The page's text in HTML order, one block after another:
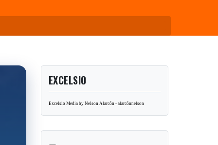
EXCELSIO
Excelsio Media by Nelson Alarcón - alarcónnelson